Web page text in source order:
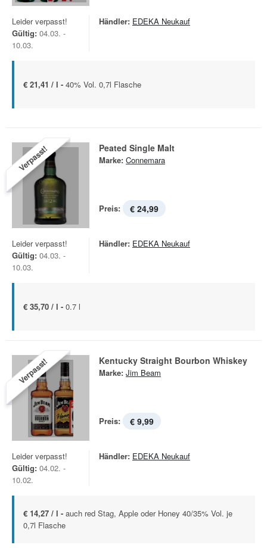
Leider verpasst!
Gültig: 04.03. -
10.03.
Händler: EDEKA Neukauf
€ 21,41 / l - 40% Vol. 0,7l Flasche
Verpasst! Peated Single Malt
Marke: Connemara
Preis: € 24,99
Leider verpasst!
Gültig: 04.03. -
10.03.
Händler: EDEKA Neukauf
€ 35,70 / l - 0.7 l
Verpasst! Kentucky Straight Bourbon Whiskey
Marke: Jim Beam
Preis: € 9,99
Leider verpasst!
Gültig: 04.02. -
10.02.
Händler: EDEKA Neukauf
€ 14,27 / l - auch red Stag, Apple oder Honey 40/35% Vol. je
0,7l Flasche